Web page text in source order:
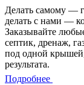
Делать самому —
делать с нами —
Заказывайте
септик, дренаж,
под одной
результата.
Подробнее